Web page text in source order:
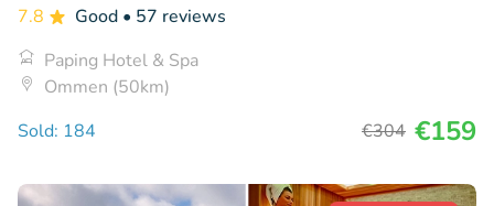
7.8 Good • 57 reviews
Paping Hotel & Spa
Ommen (50km)
Sold: 184
€304 €159